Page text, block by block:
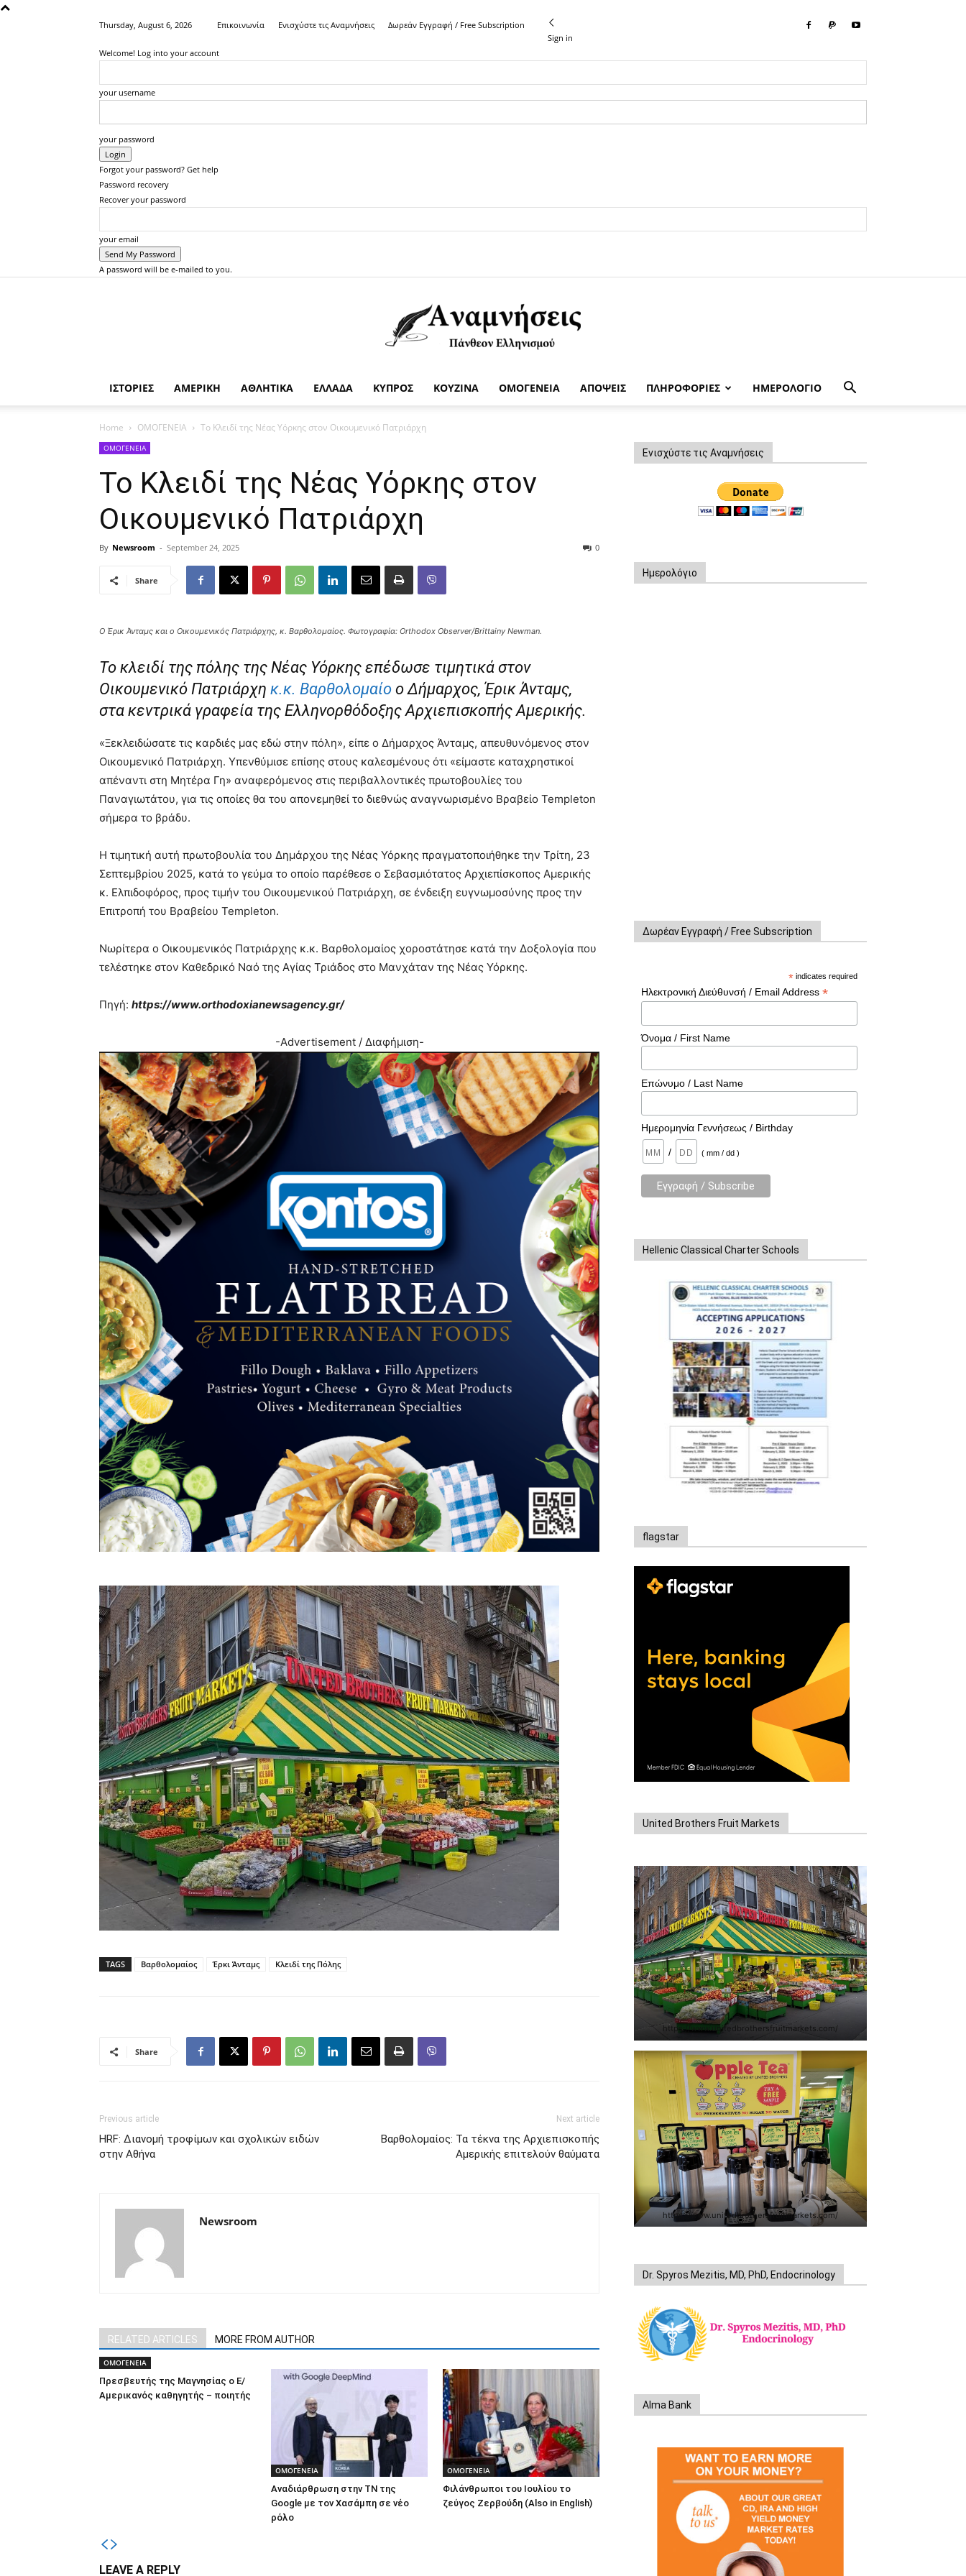
Thursday, August 6, 2026 Επικοινωνία Ενισχύστε τις Αναμνήσεις
Δωρεάν Εγγραφή / Free Subscription
Sign in
Welcome! Log into your account
your username
your password
Forgot your password? Get help
Password recovery
Recover your password
your email
A password will be e-mailed to you.
ΙΣΤΟΡΙΕΣ ΑΜΕΡΙΚΗ ΑΘΛΗΤΙΚΑ ΕΛΛΑΔΑ ΚΥΠΡΟΣ ΚΟΥΖΙΝΑ ΟΜΟΓΕΝΕΙΑ ΑΠΟΨΕΙΣ ΠΛΗΡΟΦΟΡΙΕΣ ΗΜΕΡΟΛΟΓΙΟ
Home ΟΜΟΓΕΝΕΙΑ Το Κλειδί της Νέας Υόρκης στον Οικουμενικό Πατριάρχη
ΟΜΟΓΕΝΕΙΑ
Το Κλειδί της Νέας Υόρκης στον
Οικουμενικό Πατριάρχη
By Newsroom - September 24, 2025 0
Share
Ο Έρικ Άνταμς και ο Οικουμενικός Πατριάρχης, κ. Βαρθολομαίος. Φωτογραφία: Orthodox Observer/Brittainy Newman.
Το κλειδί της πόλης της Νέας Υόρκης επέδωσε τιμητικά στον
Οικουμενικό Πατριάρχη κ.κ. Βαρθολομαίο ο Δήμαρχος, Έρικ Άνταμς,
στα κεντρικά γραφεία της Ελληνορθόδοξης Αρχιεπισκοπής Αμερικής.
«Ξεκλειδώσατε τις καρδιές μας εδώ στην πόλη», είπε ο Δήμαρχος Άνταμς, απευθυνόμενος στον
Οικουμενικό Πατριάρχη. Υπενθύμισε επίσης στους καλεσμένους ότι «είμαστε καταχρηστικοί
απέναντι στη Μητέρα Γη» αναφερόμενος στις περιβαλλοντικές πρωτοβουλίες του
Παναγιωτάτου, για τις οποίες θα του απονεμηθεί το διεθνώς αναγνωρισμένο Βραβείο Templeton
σήμερα το βράδυ.
Η τιμητική αυτή πρωτοβουλία του Δημάρχου της Νέας Υόρκης πραγματοποιήθηκε την Τρίτη, 23
Σεπτεμβρίου 2025, κατά το γεύμα το οποίο παρέθεσε ο Σεβασμιότατος Αρχιεπίσκοπος Αμερικής
κ. Ελπιδοφόρος, προς τιμήν του Οικουμενικού Πατριάρχη, σε ένδειξη ευγνωμοσύνης προς την
Επιτροπή του Βραβείου Templeton.
Νωρίτερα ο Οικουμενικός Πατριάρχης κ.κ. Βαρθολομαίος χοροστάτησε κατά την Δοξολογία που
τελέστηκε στον Καθεδρικό Ναό της Αγίας Τριάδος στο Μανχάταν της Νέας Υόρκης.
Πηγή: https://www.orthodoxianewsagency.gr/
-Advertisement / Διαφήμιση-
TAGS Βαρθολομαίος Έρκι Άνταμς Κλειδί της Πόλης
Share
Previous article
HRF: Διανομή τροφίμων και σχολικών ειδών
στην Αθήνα
Next article
Βαρθολομαίος: Τα τέκνα της Αρχιεπισκοπής
Αμερικής επιτελούν θαύματα
Newsroom
RELATED ARTICLES MORE FROM AUTHOR
ΟΜΟΓΕΝΕΙΑ
Πρεσβευτής της Μαγνησίας ο Ε/
Αμερικανός καθηγητής – ποιητής
ΟΜΟΓΕΝΕΙΑ
Αναδιάρθρωση στην ΤΝ της
Google με τον Χασάμπη σε νέο
ρόλο
ΟΜΟΓΕΝΕΙΑ
Φιλάνθρωποι του Ιουλίου το
ζεύγος Ζερβούδη (Also in English)
LEAVE A REPLY
Ενισχύστε τις Αναμνήσεις
Ημερολόγιο
Δωρέαν Εγγραφή / Free Subscription
* indicates required
Ηλεκτρονική Διεύθυνσή / Email Address *
Όνομα / First Name
Επώνυμο / Last Name
Ημερομηνία Γεννήσεως / Birthday
/ ( mm / dd )
Hellenic Classical Charter Schools
flagstar
United Brothers Fruit Markets
https://www.unitedbrothersfruitmarkets.com/
https://www.unitedbrothersfruitmarkets.com/
Dr. Spyros Mezitis, MD, PhD, Endocrinology
Alma Bank